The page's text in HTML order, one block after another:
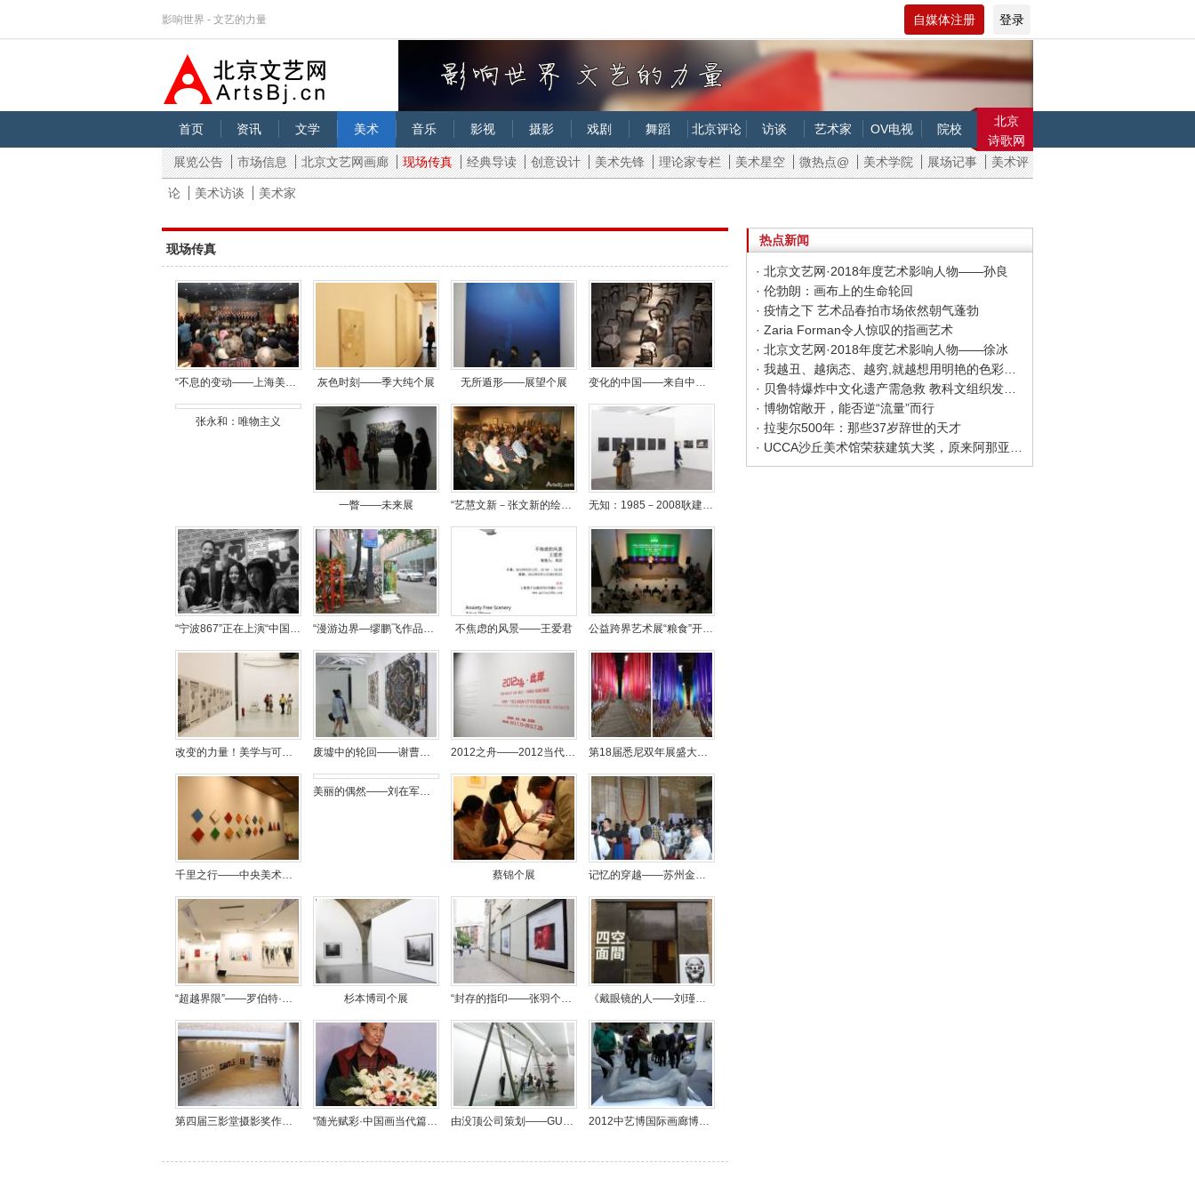
影响世界 - 文艺的力量 自媒体注册 登录
首页 资讯 文学 美术 音乐 影视 摄影 戏剧 舞蹈 北京评论 访谈 艺术家 OV电视 院校
北京
诗歌网
展览公告
市场信息 北京文艺网画廊 现场传真 经典导读 创意设计 美术先锋 理论家专栏 美术星空 微热点@ 美术学院 展场记事 美术评
论 美术访谈 美术家
现场传真
灰色时刻——季大纯个展 无所遁形——展望个展
张永和：唯物主义
一瞥——未来展 “艺慧文新－张文新的绘画艺术”展览在国家大剧院开幕 无知：1985－2008耿建翌做作
“宁波867”正在上演“中国首届女性抽象艺术家巡展” “漫游边界—缪鹏飞作品展”全艺社开幕 不焦虑的风景——王爱君 公益跨界艺术展“粮食”开幕现场
废墟中的轮回——谢曹闽个展 2012之舟——2012当代艺术院校大学生年度提名展 第18届悉尼双年展盛大开幕
千里之行——中央美术学院2012届毕业生优秀作品展
美丽的偶然——刘在军油画展在北京时代美术馆开幕
蔡锦个展 记忆的穿越——苏州金鸡湖美术馆开馆展览
杉本博司个展 “封存的指印——张羽个展” 开幕 《戴眼镜的人——刘瑾肖像摄影展》在四面空间开幕
第四届三影堂摄影奖作品展 “随光赋彩·中国画当代篇章——暨何宝森、王志洁师生作品展”开幕 由没顶公司策划——GUEST：站在小丑的肩膀上 2012中艺博国际画廊博览会
热点新闻
· 北京文艺网·2018年度艺术影响人物——孙良
· 伦勃朗：画布上的生命轮回
· 疫情之下 艺术品春拍市场依然朝气蓬勃
· Zaria Forman令人惊叹的指画艺术
· 北京文艺网·2018年度艺术影响人物——徐冰
· 我越丑、越病态、越穷,就越想用明艳的色彩报复
· 贝鲁特爆炸中文化遗产需急救 教科文组织发起行动
· 博物馆敞开，能否逆“流量”而行
· 拉斐尔500年：那些37岁辞世的天才